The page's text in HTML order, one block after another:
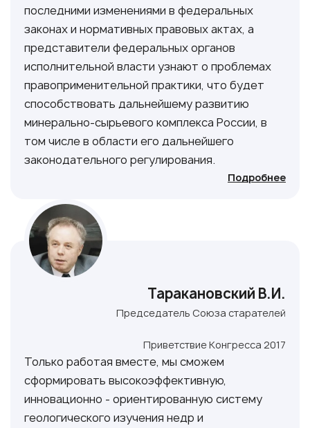
последними изменениями в федеральных
законах и нормативных правовых актах, а
представители федеральных органов
исполнительной власти узнают о проблемах
правоприменительной практики, что будет
способствовать дальнейшему развитию
минерально-сырьевого комплекса России, в
том числе в области его дальнейшего
законодательного регулирования.
Подробнее
Таракановский В.И.
Председатель Союза старателей
Приветствие Конгресса 2017
Только работая вместе, мы сможем
сформировать высокоэффективную,
инновационно - ориентированную систему
геологического изучения недр и